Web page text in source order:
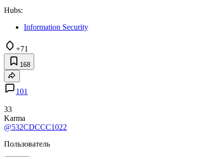
Hubs:
Information Security
+71
168
101
33
Karma
@532CDCCC1022
Пользователь